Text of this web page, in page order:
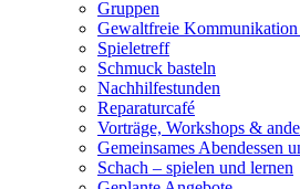
Gruppen
Gewaltfreie
Spieletreff
Schmuck basteln
Nachhilfestunden
Reparaturcafé
Vorträge, Workshops &
Gemeinsames Abendessen
Schach – spielen und lernen